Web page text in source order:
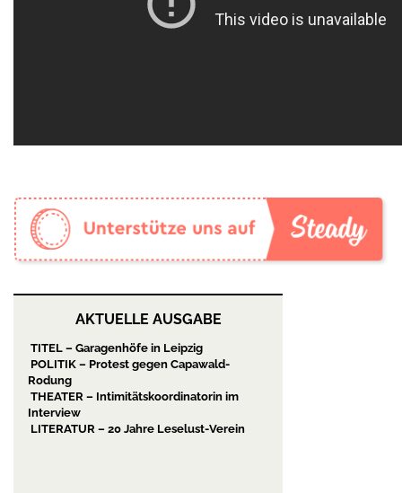
AKTUELLE AUSGABE
TITEL – Garagenhöfe in Leipzig
POLITIK – Protest gegen Capawald-
Rodung
THEATER – Intimitätskoordinatorin im
Interview
LITERATUR – 20 Jahre Leselust-Verein